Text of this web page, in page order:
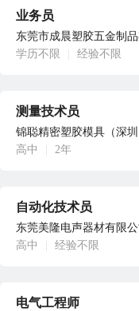
业务员
东莞市成晨塑胶五金制品
学历不限
经验不限
测量技术员
锦聪精密塑胶模具（深圳
高中
2年
自动化技术员
东莞美隆电声器材有限公
高中
经验不限
电气工程师